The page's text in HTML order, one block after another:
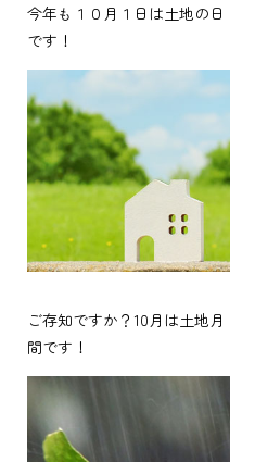
今年も１０月１日は土地の日
です！
ご存知ですか？10月は土地月
間です！